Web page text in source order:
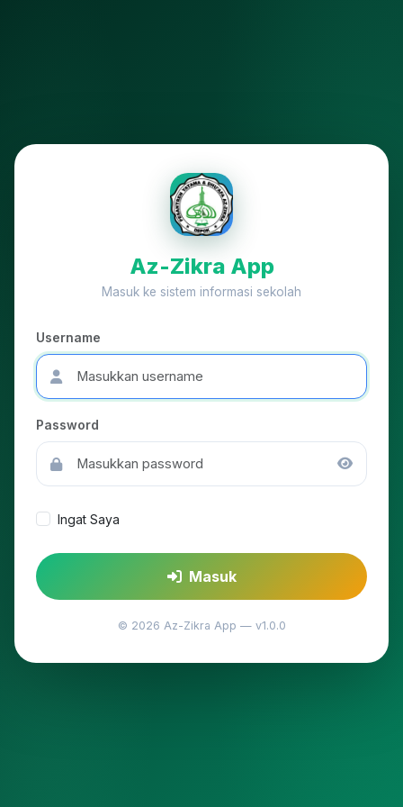
Az-Zikra App
Masuk ke sistem informasi sekolah
Username
Password
Ingat Saya
Masuk
© 2026 Az-Zikra App — v1.0.0